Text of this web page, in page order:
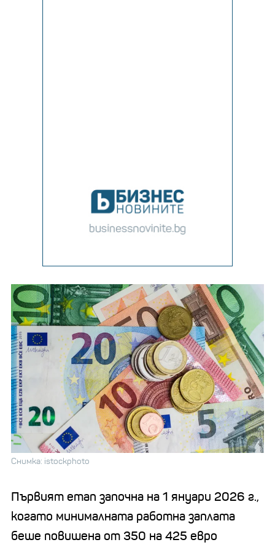
Снимка: istockphoto
Първият етап започна на 1 януари 2026 г.,
когато минималната работна заплата
беше повишена от 350 на 425 евро